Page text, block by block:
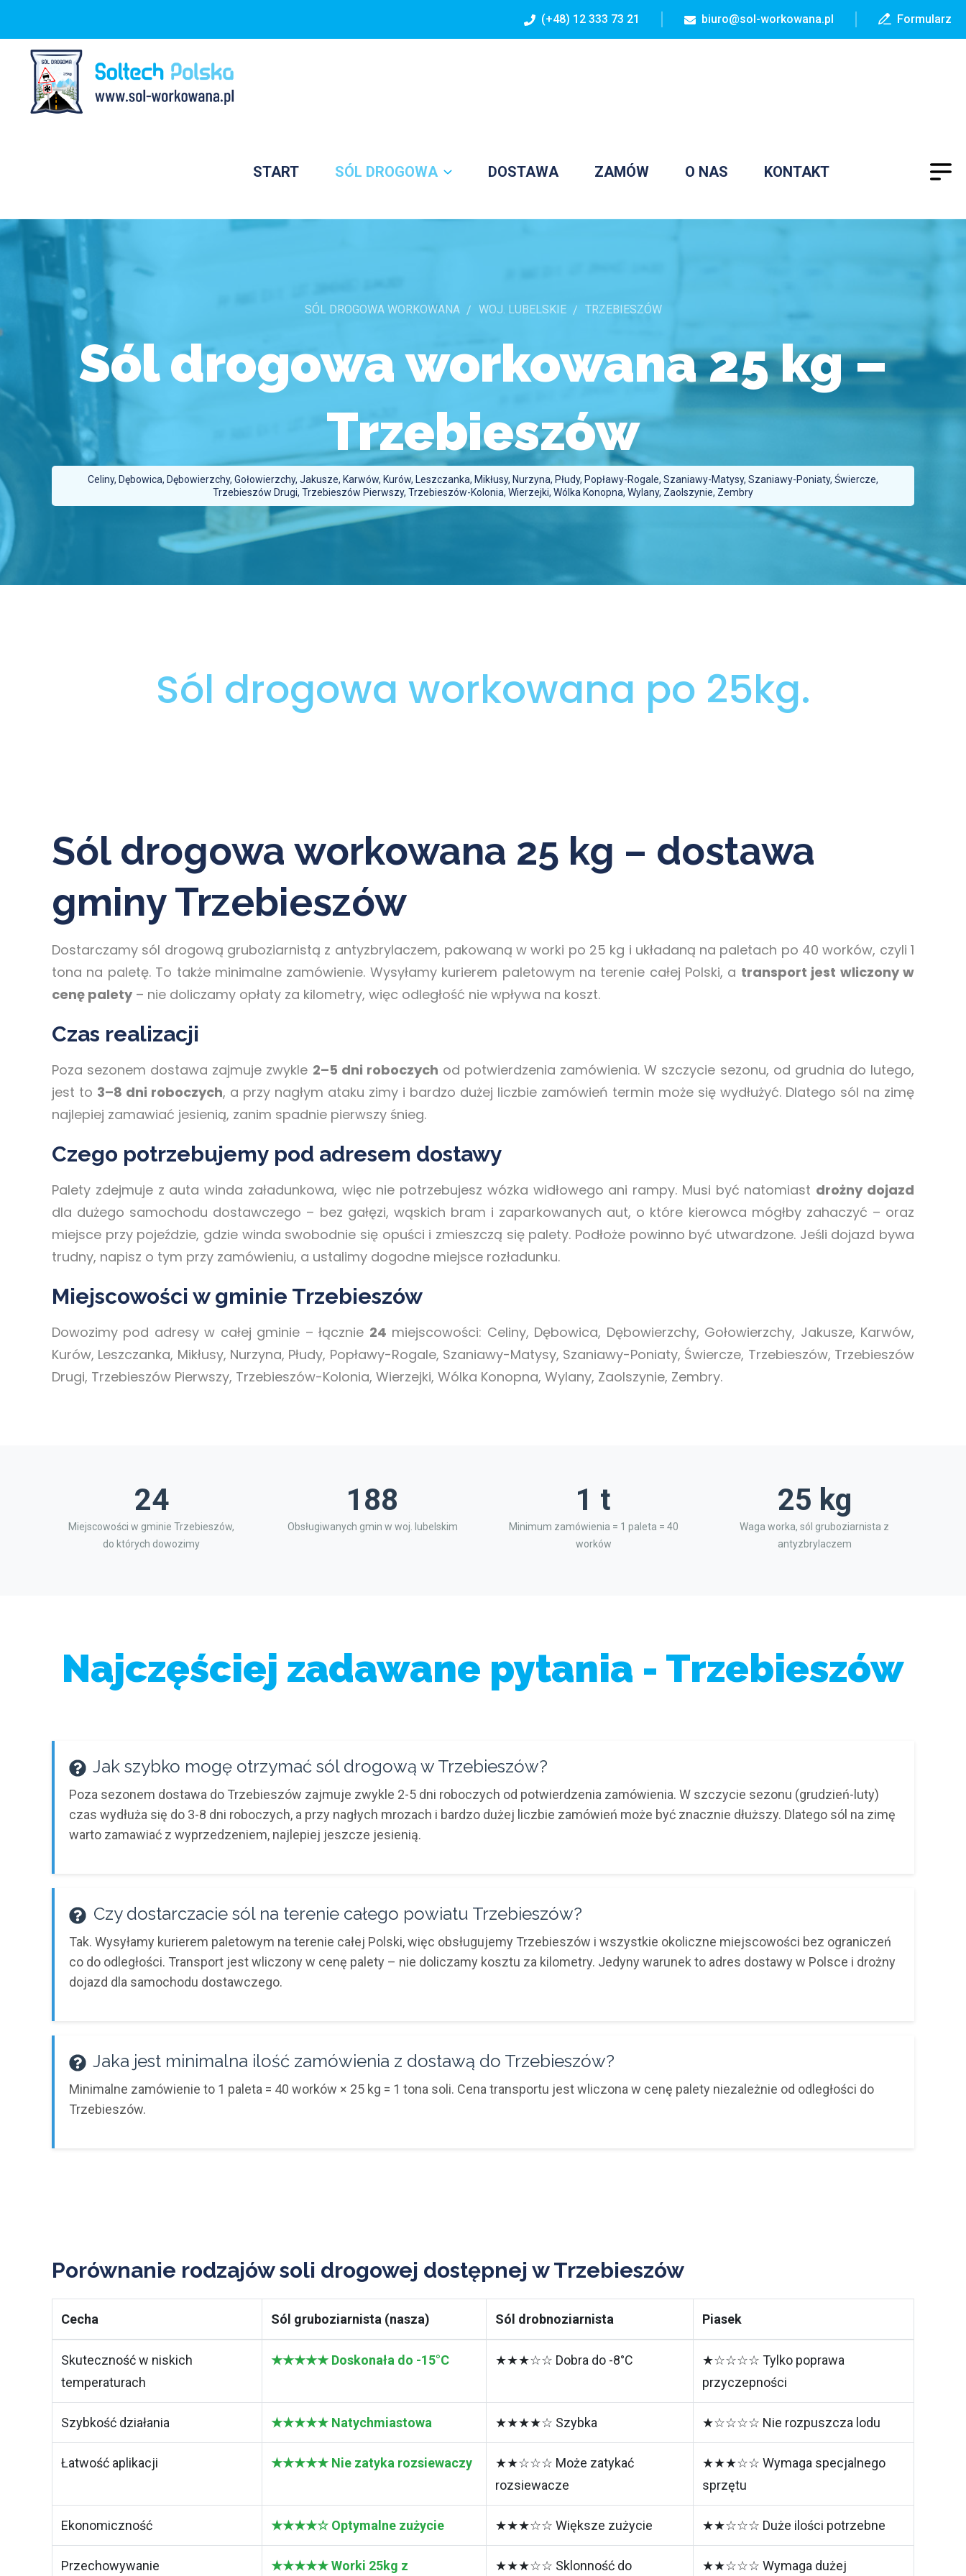
(+48) 12 333 73 21 biuro@sol-workowana.pl Formularz
START SÓL DROGOWA DOSTAWA ZAMÓW O NAS KONTAKT
SÓL DROGOWA WORKOWANA WOJ. LUBELSKIE TRZEBIESZÓW
Sól drogowa workowana 25 kg –
Trzebieszów
Celiny, Dębowica, Dębowierzchy, Gołowierzchy, Jakusze, Karwów, Kurów, Leszczanka, Mikłusy, Nurzyna, Płudy, Popławy-Rogale, Szaniawy-Matysy, Szaniawy-Poniaty, Świercze,
Trzebieszów Drugi, Trzebieszów Pierwszy, Trzebieszów-Kolonia, Wierzejki, Wólka Konopna, Wylany, Zaolszynie, Zembry
Sól drogowa workowana po 25kg.
Sól drogowa workowana 25 kg – dostawa
gminy Trzebieszów
Dostarczamy sól drogową gruboziarnistą z antyzbrylaczem, pakowaną w worki po 25 kg i układaną na paletach po 40 worków, czyli 1
tona na paletę. To także minimalne zamówienie. Wysyłamy kurierem paletowym na terenie całej Polski, a transport jest wliczony w
cenę palety – nie doliczamy opłaty za kilometry, więc odległość nie wpływa na koszt.
Czas realizacji
Poza sezonem dostawa zajmuje zwykle 2–5 dni roboczych od potwierdzenia zamówienia. W szczycie sezonu, od grudnia do lutego,
jest to 3–8 dni roboczych, a przy nagłym ataku zimy i bardzo dużej liczbie zamówień termin może się wydłużyć. Dlatego sól na zimę
najlepiej zamawiać jesienią, zanim spadnie pierwszy śnieg.
Czego potrzebujemy pod adresem dostawy
Palety zdejmuje z auta winda załadunkowa, więc nie potrzebujesz wózka widłowego ani rampy. Musi być natomiast drożny dojazd
dla dużego samochodu dostawczego – bez gałęzi, wąskich bram i zaparkowanych aut, o które kierowca mógłby zahaczyć – oraz
miejsce przy pojeździe, gdzie winda swobodnie się opuści i zmieszczą się palety. Podłoże powinno być utwardzone. Jeśli dojazd bywa
trudny, napisz o tym przy zamówieniu, a ustalimy dogodne miejsce rozładunku.
Miejscowości w gminie Trzebieszów
Dowozimy pod adresy w całej gminie – łącznie 24 miejscowości: Celiny, Dębowica, Dębowierzchy, Gołowierzchy, Jakusze, Karwów,
Kurów, Leszczanka, Mikłusy, Nurzyna, Płudy, Popławy-Rogale, Szaniawy-Matysy, Szaniawy-Poniaty, Świercze, Trzebieszów, Trzebieszów
Drugi, Trzebieszów Pierwszy, Trzebieszów-Kolonia, Wierzejki, Wólka Konopna, Wylany, Zaolszynie, Zembry.
24
Miejscowości w gminie Trzebieszów,
do których dowozimy
188
Obsługiwanych gmin w woj. lubelskim
1 t
Minimum zamówienia = 1 paleta = 40
worków
25 kg
Waga worka, sól gruboziarnista z
antyzbrylaczem
Najczęściej zadawane pytania - Trzebieszów
Jak szybko mogę otrzymać sól drogową w Trzebieszów?
Poza sezonem dostawa do Trzebieszów zajmuje zwykle 2-5 dni roboczych od potwierdzenia zamówienia. W szczycie sezonu (grudzień-luty)
czas wydłuża się do 3-8 dni roboczych, a przy nagłych mrozach i bardzo dużej liczbie zamówień może być znacznie dłuższy. Dlatego sól na zimę
warto zamawiać z wyprzedzeniem, najlepiej jeszcze jesienią.
Czy dostarczacie sól na terenie całego powiatu Trzebieszów?
Tak. Wysyłamy kurierem paletowym na terenie całej Polski, więc obsługujemy Trzebieszów i wszystkie okoliczne miejscowości bez ograniczeń
co do odległości. Transport jest wliczony w cenę palety – nie doliczamy kosztu za kilometry. Jedyny warunek to adres dostawy w Polsce i drożny
dojazd dla samochodu dostawczego.
Jaka jest minimalna ilość zamówienia z dostawą do Trzebieszów?
Minimalne zamówienie to 1 paleta = 40 worków × 25 kg = 1 tona soli. Cena transportu jest wliczona w cenę palety niezależnie od odległości do
Trzebieszów.
Porównanie rodzajów soli drogowej dostępnej w Trzebieszów
Cecha Sól gruboziarnista (nasza) Sól drobnoziarnista Piasek
Skuteczność w niskich
temperaturach
★★★★★ Doskonała do -15°C ★★★☆☆ Dobra do -8°C
★☆☆☆☆ Tylko poprawa
przyczepności
Szybkość działania ★★★★★ Natychmiastowa ★★★★☆ Szybka ★☆☆☆☆ Nie rozpuszcza lodu
Łatwość aplikacji ★★★★★ Nie zatyka rozsiewaczy
★★☆☆☆ Może zatykać
rozsiewacze
★★★☆☆ Wymaga specjalnego
sprzętu
Ekonomiczność ★★★★☆ Optymalne zużycie ★★★☆☆ Większe zużycie ★★☆☆☆ Duże ilości potrzebne
Przechowywanie ★★★★★ Worki 25kg z ★★★☆☆ Sklonność do ★★☆☆☆ Wymaga dużej